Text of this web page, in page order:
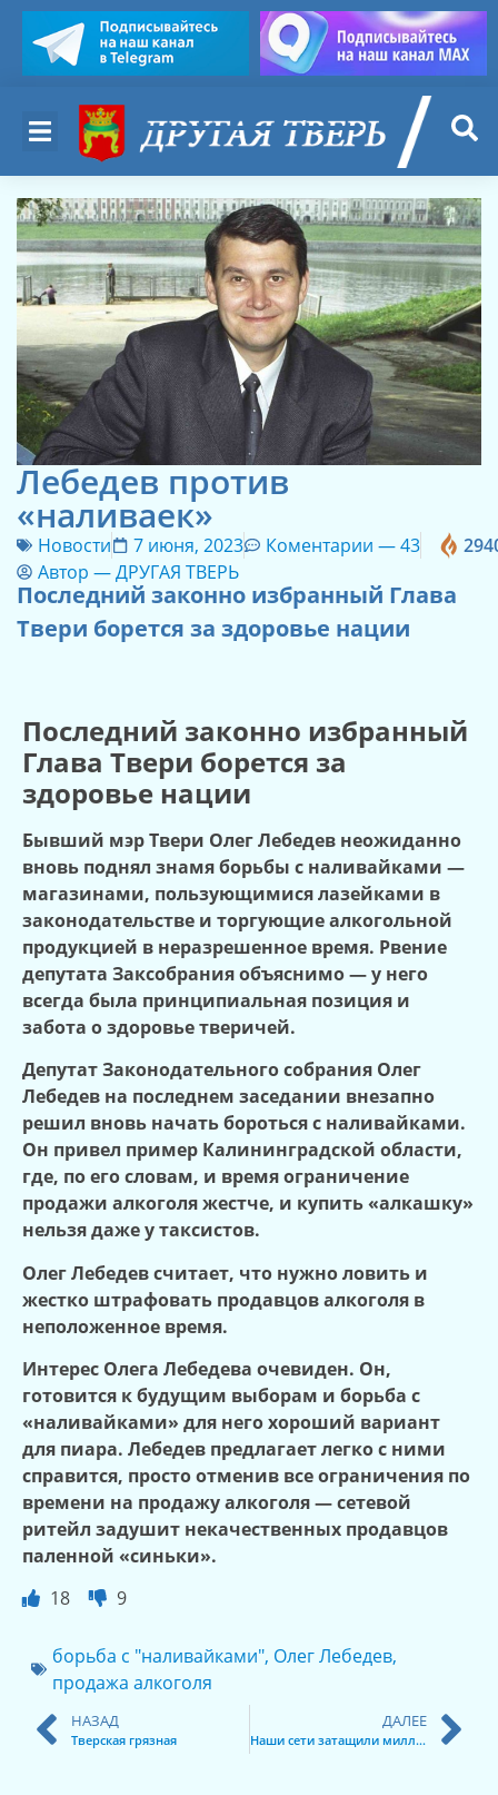
Лебедев против
«наливаек»
Новости 7 июня, 2023 Коментарии —43
Автор —ДРУГАЯ ТВЕРЬ
Последний законно избранный Глава
Твери борется за здоровье нации
Последний законно избранный
Глава Твери борется за
здоровье нации
Бывший мэр Твери Олег Лебедев неожиданно
вновь поднял знамя борьбы с наливайками —
магазинами, пользующимися лазейками в
законодательстве и торгующие алкогольной
продукцией в неразрешенное время. Рвение
депутата Заксобрания объяснимо — у него
всегда была принципиальная позиция и
забота о здоровье тверичей.
Депутат Законодательного собрания Олег
Лебедев на последнем заседании внезапно
решил вновь начать бороться с наливайками.
Он привел пример Калининградской области,
где, по его словам, и время ограничение
продажи алкоголя жестче, и купить«алкашку»
нельзя даже у таксистов.
Олег Лебедев считает, что нужно ловить и
жестко штрафовать продавцов алкоголя в
неположенное время.
Интерес Олега Лебедева очевиден. Он,
готовится к будущим выборам и борьба с
«наливайками» для него хороший вариант
для пиара. Лебедев предлагаетлегкос ними
справится, просто отменив все ограничения по
времени на продажу алкоголя — сетевой
ритейл задушит некачественных продавцов
паленной «синьки».
18
9
борьба с "наливайками", Олег Лебедев,
продажа алкоголя
НАЗАД
Тверская грязная
ДАЛЕЕ
Наши сети затащили миллион